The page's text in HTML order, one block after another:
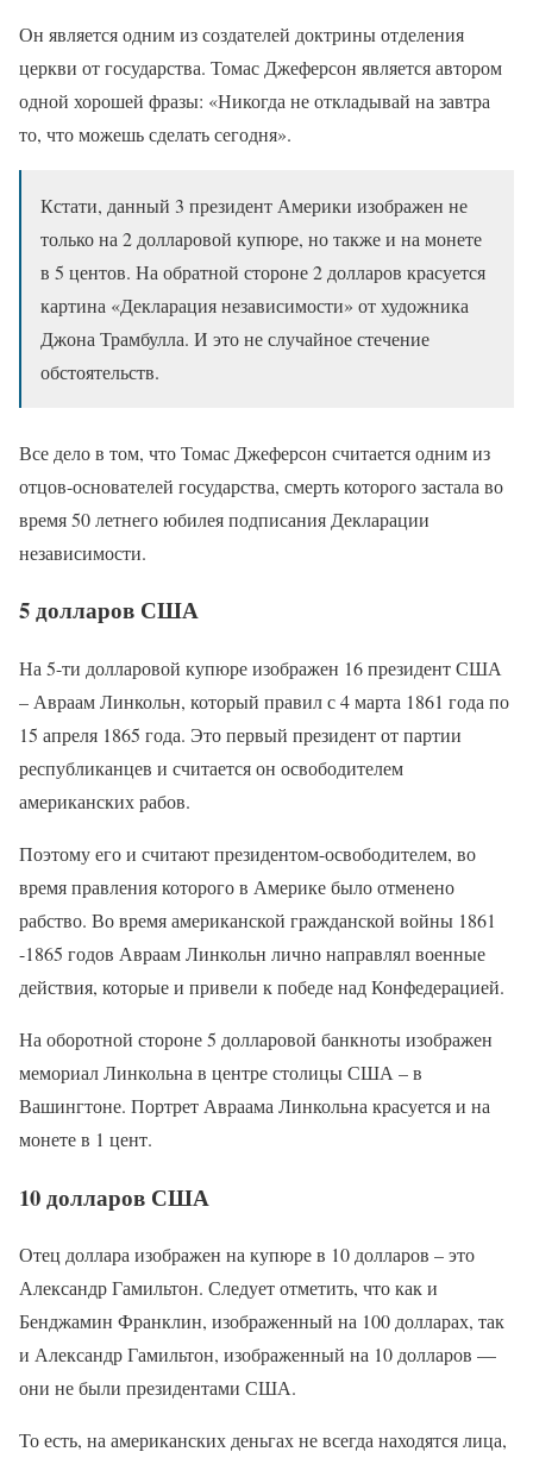
Он является одним из создателей доктрины отделения
церкви от государства. Томас Джеферсон является автором
одной хорошей фразы: «Никогда не откладывай на завтра
то, что можешь сделать сегодня».
Кстати, данный 3 президент Америки изображен не
только на 2 долларовой купюре, но также и на монете
в 5 центов. На обратной стороне 2 долларов красуется
картина «Декларация независимости» от художника
Джона Трамбулла. И это не случайное стечение
обстоятельств.
Все дело в том, что Томас Джеферсон считается одним из
отцов-основателей государства, смерть которого застала во
время 50 летнего юбилея подписания Декларации
независимости.
5 долларов США
На 5-ти долларовой купюре изображен 16 президент США
– Авраам Линкольн, который правил с 4 марта 1861 года по
15 апреля 1865 года. Это первый президент от партии
республиканцев и считается он освободителем
американских рабов.
Поэтому его и считают президентом-освободителем, во
время правления которого в Америке было отменено
рабство. Во время американской гражданской войны 1861
-1865 годов Авраам Линкольн лично направлял военные
действия, которые и привели к победе над Конфедерацией.
На оборотной стороне 5 долларовой банкноты изображен
мемориал Линкольна в центре столицы США – в
Вашингтоне. Портрет Авраама Линкольна красуется и на
монете в 1 цент.
10 долларов США
Отец доллара изображен на купюре в 10 долларов – это
Александр Гамильтон. Следует отметить, что как и
Бенджамин Франклин, изображенный на 100 долларах, так
и Александр Гамильтон, изображенный на 10 долларов —
они не были президентами США.
То есть, на американских деньгах не всегда находятся лица,